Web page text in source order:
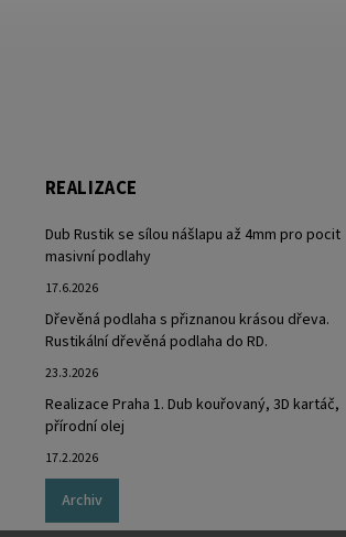
REALIZACE
Dub Rustik se sílou nášlapu až 4mm pro pocit
masivní podlahy
17.6.2026
Dřevěná podlaha s přiznanou krásou dřeva.
Rustikální dřevěná podlaha do RD.
23.3.2026
Realizace Praha 1. Dub kouřovaný, 3D kartáč,
přírodní olej
17.2.2026
Archiv